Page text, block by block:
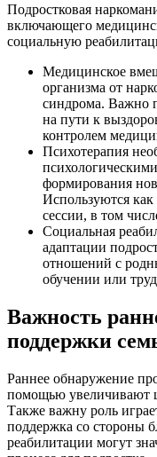
Подростковая
включающего
социальную
Медицинское
организма от
синдрома. Важно
на пути к
контролем
Психотерапия
формирования
Используются
сессии, в том
Социальная
адаптации
отношений с
обучении или
Важность
поддержки
Раннее обнаружение
помощью увеличивают
Также важну роль
поддержка со стороны
реабилитации могут